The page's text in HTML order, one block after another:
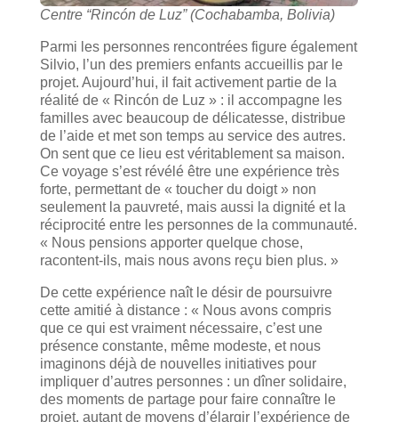
Centre “Rincón de Luz” (Cochabamba, Bolivia)
Parmi les personnes rencontrées figure également
Silvio, l’un des premiers enfants accueillis par le
projet. Aujourd’hui, il fait activement partie de la
réalité de « Rincón de Luz » : il accompagne les
familles avec beaucoup de délicatesse, distribue
de l’aide et met son temps au service des autres.
On sent que ce lieu est véritablement sa maison.
Ce voyage s’est révélé être une expérience très
forte, permettant de « toucher du doigt » non
seulement la pauvreté, mais aussi la dignité et la
réciprocité entre les personnes de la communauté.
« Nous pensions apporter quelque chose,
racontent-ils, mais nous avons reçu bien plus. »
De cette expérience naît le désir de poursuivre
cette amitié à distance : « Nous avons compris
que ce qui est vraiment nécessaire, c’est une
présence constante, même modeste, et nous
imaginons déjà de nouvelles initiatives pour
impliquer d’autres personnes : un dîner solidaire,
des moments de partage pour faire connaître le
projet, autant de moyens d’élargir l’expérience de